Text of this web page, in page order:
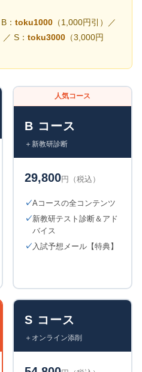
： toku1000 （1,000円引）／
S： toku3000 （3,000円
人気コース
B コース
＋新教研診断
29,800円（税込）
Aコースの全コンテンツ
新教研テスト診断＆アド
バイス
入試予想メール【特典】
S コース
＋オンライン添削